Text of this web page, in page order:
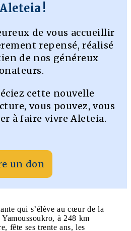
!
de vous accueillir
repensé, réalisé
de nos généreux
cette nouvelle
vous pouvez, vous
à faire vivre Aleteia.
un don
qui s’élève au cœur de la
à 248 km
fête ses trente ans, les